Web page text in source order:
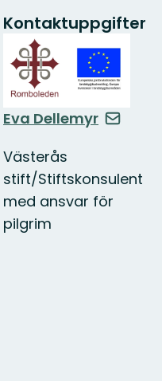
Kontaktuppgifter
Eva Dellemyr
Västerås
stift/Stiftskonsulent
med ansvar för
pilgrim